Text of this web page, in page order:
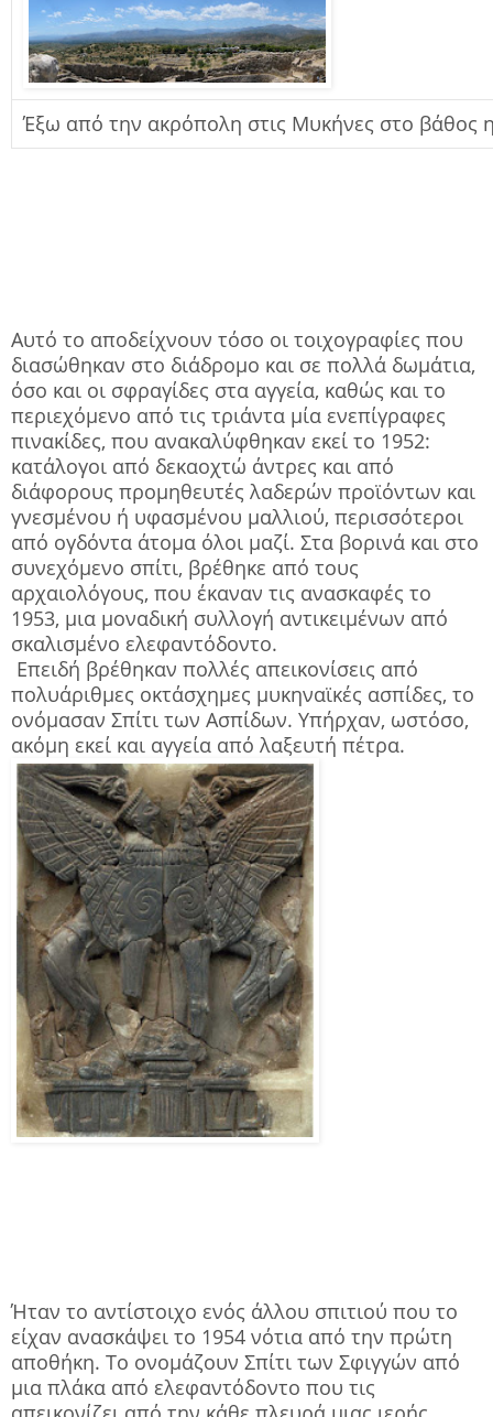
Έξω από την ακρόπολη στις Μυκήνες στο βάθος
Αυτό το αποδείχνουν τόσο οι τοιχογραφίες που
διασώθηκαν στο διάδρομο και σε πολλά δωμάτια,
όσο και οι σφραγίδες στα αγγεία, καθώς και το
περιεχόμενο από τις τριάντα μία ενεπίγραφες
πινακίδες, που ανακαλύφθηκαν εκεί το 1952:
κατάλογοι από δεκαοχτώ άντρες και από
διάφορους προμηθευτές λαδερών προϊόντων και
γνεσμένου ή υφασμένου μαλλιού, περισσότεροι
από ογδόντα άτομα όλοι μαζί. Στα βορινά και στο
συνεχόμενο σπίτι, βρέθηκε από τους
αρχαιολόγους, που έκαναν τις ανασκαφές το
1953, μια μοναδική συλλογή αντικειμένων από
σκαλισμένο ελεφαντόδοντο.
Επειδή βρέθηκαν πολλές απεικονίσεις από
πολυάριθμες οκτάσχημες μυκηναϊκές ασπίδες, το
ονόμασαν Σπίτι των Ασπίδων. Υπήρχαν, ωστόσο,
ακόμη εκεί και αγγεία από λαξευτή πέτρα.
Ήταν το αντίστοιχο ενός άλλου σπιτιού που το
είχαν ανασκάψει το 1954 νότια από την πρώτη
αποθήκη. Το ονομάζουν Σπίτι των Σφιγγών από
μια πλάκα από ελεφαντόδοντο που τις